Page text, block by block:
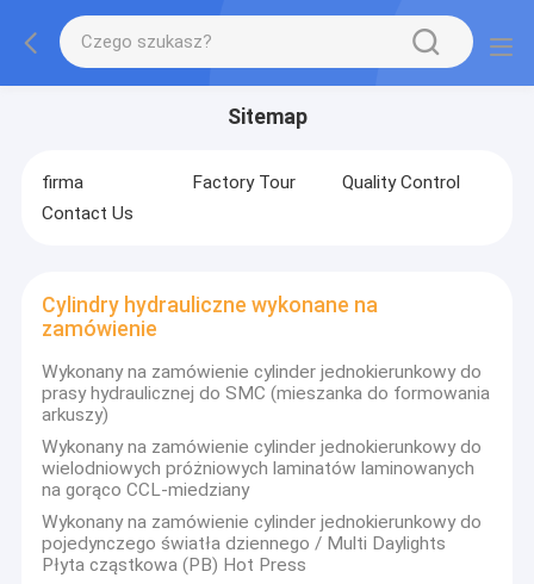
Sitemap
firma Factory Tour
Quality Control
Contact Us
Cylindry hydrauliczne wykonane na
zamówienie
Wykonany na zamówienie cylinder jednokierunkowy do
prasy hydraulicznej do SMC (mieszanka do formowania
arkuszy)
Wykonany na zamówienie cylinder jednokierunkowy do
wielodniowych próżniowych laminatów laminowanych
na gorąco CCL-miedziany
Wykonany na zamówienie cylinder jednokierunkowy do
pojedynczego światła dziennego / Multi Daylights
Płyta cząstkowa (PB) Hot Press